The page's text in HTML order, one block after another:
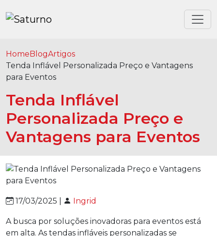
HomeBlogArtigos
Tenda Inflável Personalizada Preço e Vantagens
para Eventos
Tenda Inflável
Personalizada Preço e
Vantagens para Eventos
17/03/2025 | Ingrid
A busca por soluções inovadoras para eventos está
em alta. As tendas infláveis personalizadas se